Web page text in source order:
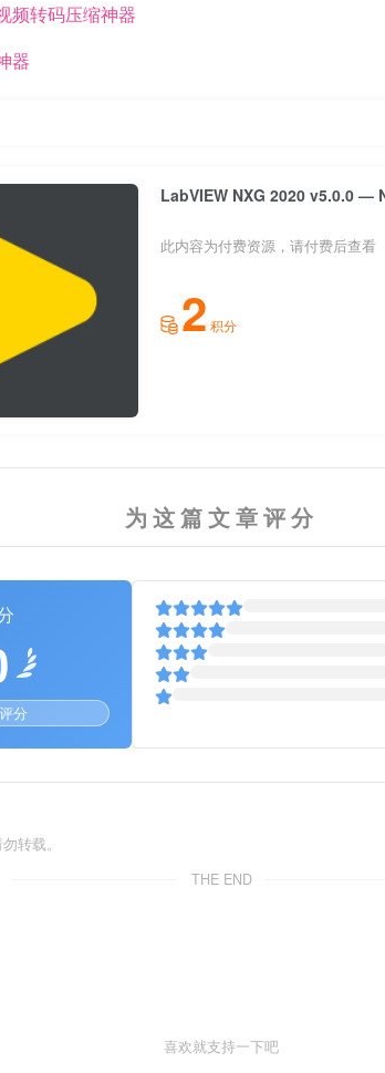
频转码压缩神器
器
LabVIEW NXG 2020 v5.0.0 —
此内容为付费资源，请付费后查看
2 积分
为这篇文章评分
分
转载。
THE END
喜欢就支持一下吧